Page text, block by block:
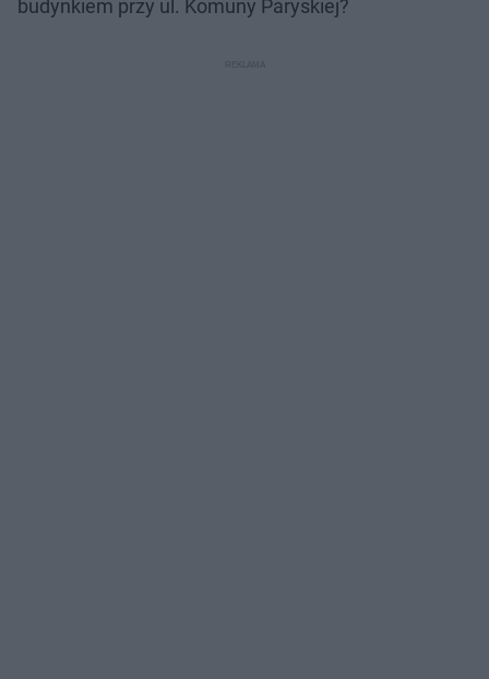
budynkiem przy ul. Komuny Paryskiej?